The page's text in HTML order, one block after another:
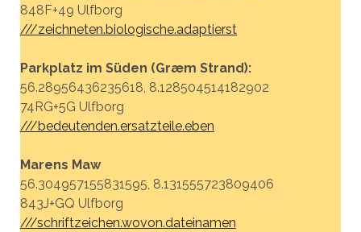
848F+49 Ulfborg
///zeichneten.biologische.adaptierst
Parkplatz im Süden (Græm Strand):
56.28956436235618, 8.128504514182902
74RG+5G Ulfborg
///bedeutenden.ersatzteile.eben
Marens Maw
56.304957155831595, 8.131555723809406
843J+GQ Ulfborg
///schriftzeichen.wovon.dateinamen